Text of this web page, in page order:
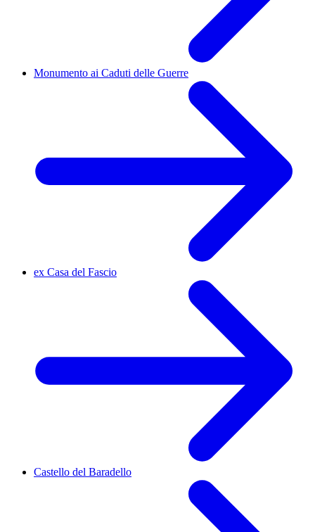
Monumento ai Caduti delle Guerre
ex Casa del Fascio
Castello del Baradello